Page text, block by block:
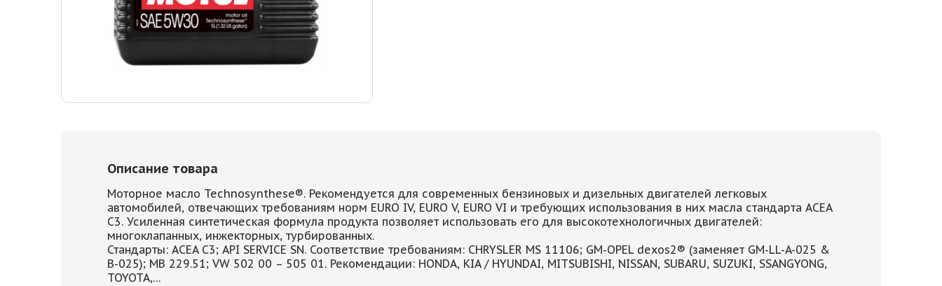
Описание товара
Моторное масло Technosynthese®. Рекомендуется для современных бензиновых и дизельных двигателей легковых
автомобилей, отвечающих требованиям норм EURO IV, EURO V, EURO VI и требующих использования в них масла стандарта ACEA
C3. Усиленная синтетическая формула продукта позволяет использовать его для высокотехнологичных двигателей:
многоклапанных, инжекторных, турбированных.
Стандарты: ACEA С3; API SERVICE SN. Соответствие требованиям: CHRYSLER MS 11106; GM-OPEL dexos2® (заменяет GM-LL-A-025 &
B-025); MB 229.51; VW 502 00 – 505 01. Рекомендации: HONDA, KIA / HYUNDAI, MITSUBISHI, NISSAN, SUBARU, SUZUKI, SSANGYONG,
TOYOTA,…